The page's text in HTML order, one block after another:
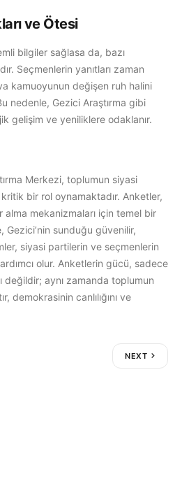
ve Ötesi
bilgiler sağlasa da, bazı
Seçmenlerin yanıtları zaman
kamuoyunun değişen ruh halini
nedenle, Gezici Araştırma gibi
gelişim ve yeniliklere odaklanır.
Merkezi, toplumun siyasi
bir rol oynamaktadır. Anketler,
mekanizmaları için temel bir
Gezici’nin sunduğu güvenilir,
siyasi partilerin ve seçmenlerin
olur. Anketlerin gücü, sadece
değildir; aynı zamanda toplumun
demokrasinin canlılığını ve
NEXT